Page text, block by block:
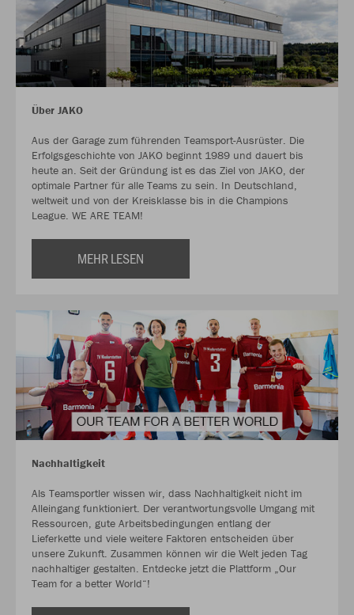
Über JAKO
Aus der Garage zum führenden Teamsport-Ausrüster. Die
Erfolgsgeschichte von JAKO beginnt 1989 und dauert bis
heute an. Seit der Gründung ist es das Ziel von JAKO, der
optimale Partner für alle Teams zu sein. In Deutschland,
weltweit und von der Kreisklasse bis in die Champions
League. WE ARE TEAM!
MEHR LESEN
Nachhaltigkeit
Als Teamsportler wissen wir, dass Nachhaltigkeit nicht im
Alleingang funktioniert. Der verantwortungsvolle Umgang mit
Ressourcen, gute Arbeitsbedingungen entlang der
Lieferkette und viele weitere Faktoren entscheiden über
unsere Zukunft. Zusammen können wir die Welt jeden Tag
nachhaltiger gestalten. Entdecke jetzt die Plattform „Our
Team for a better World“!